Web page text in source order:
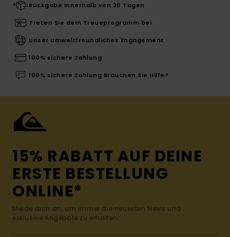
Rückgabe innerhalb von 30 Tagen
Treten Sie dem Treueprogramm bei
Unser umweltfreundliches Engagement
100% sichere Zahlung
100% sichere Zahlung Brauchen Sie Hilfe?
15% RABATT AUF DEINE
ERSTE BESTELLUNG
ONLINE*
Melde dich an, um immer die neuesten News und
exklusive Angebote zu erhalten.